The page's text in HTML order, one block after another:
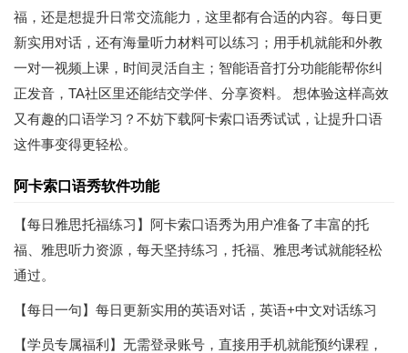
福，还是想提升日常交流能力，这里都有合适的内容。每日更
新实用对话，还有海量听力材料可以练习；用手机就能和外教
一对一视频上课，时间灵活自主；智能语音打分功能能帮你纠
正发音，TA社区里还能结交学伴、分享资料。 想体验这样高效
又有趣的口语学习？不妨下载阿卡索口语秀试试，让提升口语
这件事变得更轻松。
阿卡索口语秀软件功能
【每日雅思托福练习】阿卡索口语秀为用户准备了丰富的托
福、雅思听力资源，每天坚持练习，托福、雅思考试就能轻松
通过。
【每日一句】每日更新实用的英语对话，英语+中文对话练习
【学员专属福利】无需登录账号，直接用手机就能预约课程，